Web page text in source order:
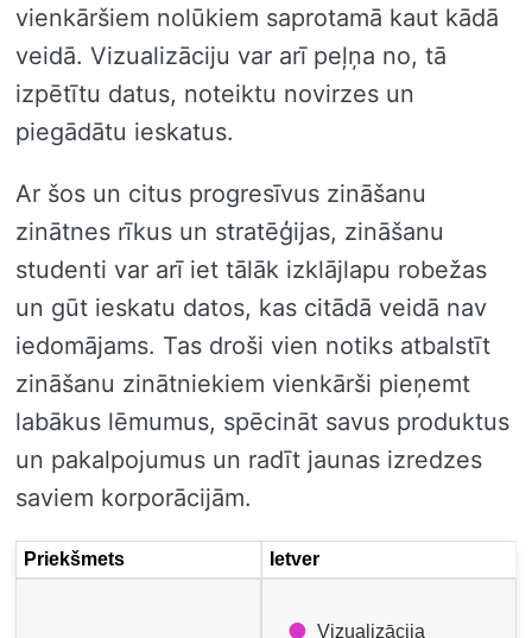
vienkāršiem nolūkiem saprotamā kaut kādā
veidā. Vizualizāciju var arī peļņa no, tā
izpētītu datus, noteiktu novirzes un
piegādātu ieskatus.
Ar šos un citus progresīvus zināšanu
zinātnes rīkus un stratēģijas, zināšanu
studenti var arī iet tālāk izklājlapu robežas
un gūt ieskatu datos, kas citādā veidā nav
iedomājams. Tas droši vien notiks atbalstīt
zināšanu zinātniekiem vienkārši pieņemt
labākus lēmumus, spēcināt savus produktus
un pakalpojumus un radīt jaunas izredzes
saviem korporācijām.
Priekšmets Ietver
Vizualizācija